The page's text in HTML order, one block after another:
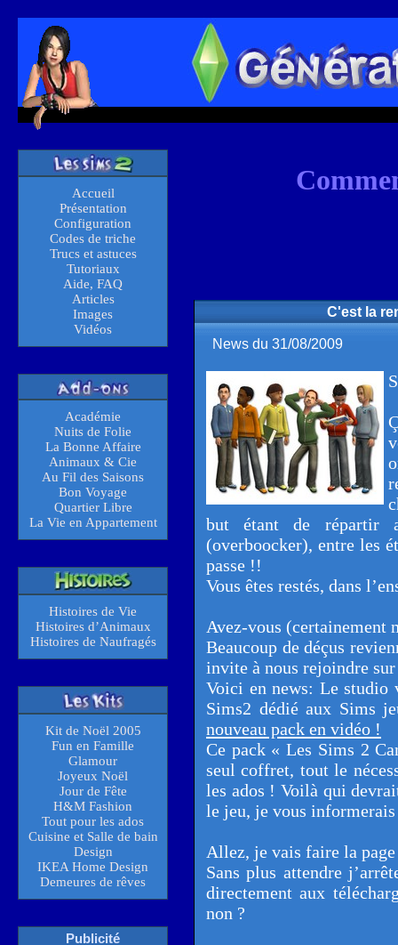
Accueil
Présentation
Configuration
Codes de triche
Trucs et astuces
Tutoriaux
Aide, FAQ
Articles
Images
Vidéos
Académie
Nuits de Folie
La Bonne Affaire
Animaux & Cie
Au Fil des Saisons
Bon Voyage
Quartier Libre
La Vie en Appartement
Histoires de Vie
Histoires d’Animaux
Histoires de Naufragés
Kit de Noël 2005
Fun en Famille
Glamour
Joyeux Noël
Jour de Fête
H&M Fashion
Tout pour les ados
Cuisine et Salle de bain
Design
IKEA Home Design
Demeures de rêves
Publicité
C'est la
News du 31/08/2009
but étant de répartir
(overboocker), entre les
passe !!
Vous êtes restés, dans
Avez-vous (certainement
Beaucoup de déçus
invite à nous rejoindre sur
Voici en news: Le studio
Sims2 dédié aux Sims
nouveau pack en vidéo !
Ce pack « Les Sims 2
seul coffret, tout le
les ados ! Voilà qui
le jeu, je vous
Allez, je vais faire la
Sans plus attendre
directement aux
non ?